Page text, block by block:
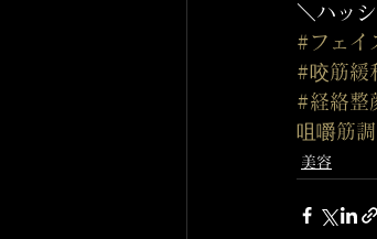
＼ハッ
#フェイ
#咬筋緩
#経絡整
咀嚼筋
美容